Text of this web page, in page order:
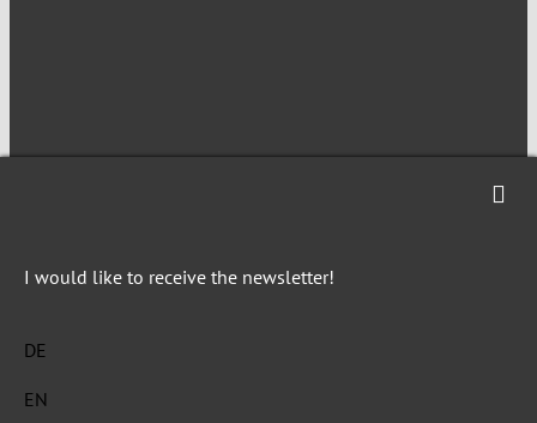
I would like to receive the newsletter!
DE
EN